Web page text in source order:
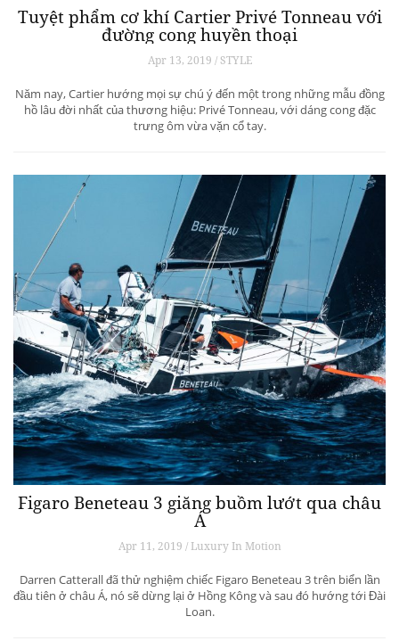
Tuyệt phẩm cơ khí Cartier Privé Tonneau với
đường cong huyền thoại
Apr 13, 2019 / STYLE
Năm nay, Cartier hướng mọi sự chú ý đến một trong những mẫu đồng
hồ lâu đời nhất của thương hiệu: Privé Tonneau, với dáng cong đặc
trưng ôm vừa vặn cổ tay.
Figaro Beneteau 3 giăng buồm lướt qua châu
Á
Apr 11, 2019 / Luxury In Motion
Darren Catterall đã thử nghiệm chiếc Figaro Beneteau 3 trên biển lần
đầu tiên ở châu Á, nó sẽ dừng lại ở Hồng Kông và sau đó hướng tới Đài
Loan.